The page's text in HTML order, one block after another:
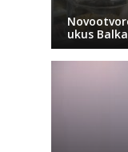
ukus